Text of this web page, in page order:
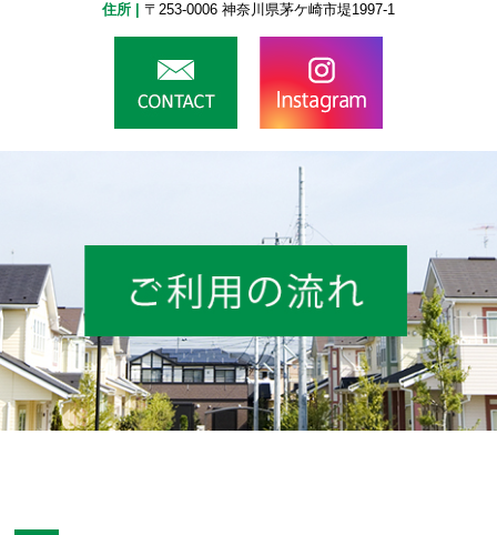
住所 |
〒253-0006 神奈川県茅ケ崎市堤1997-1